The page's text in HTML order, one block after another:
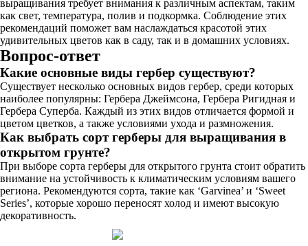
выращивания требует внимания к различным аспектам, таким
как свет, температура, полив и подкормка. Соблюдение этих
рекомендаций поможет вам наслаждаться красотой этих
удивительных цветов как в саду, так и в домашних условиях.
Вопрос-ответ
Какие основные виды гербер существуют?
Существует несколько основных видов гербер, среди которых
наиболее популярны: Гербера Джеймсона, Гербера Ригидная и
Гербера Суперба. Каждый из этих видов отличается формой и
цветом цветков, а также условиями ухода и размножения.
Как выбрать сорт герберы для выращивания в
открытом грунте?
При выборе сорта герберы для открытого грунта стоит обратить
внимание на устойчивость к климатическим условиям вашего
региона. Рекомендуются сорта, такие как ‘Garvinea’ и ‘Sweet
Series’, которые хорошо переносят холод и имеют высокую
декоративность.